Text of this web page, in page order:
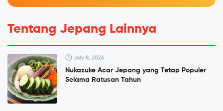
Tentang Jepang Lainnya
July 8, 2026
Nukazuke Acar Jepang yang Tetap Populer
Selama Ratusan Tahun